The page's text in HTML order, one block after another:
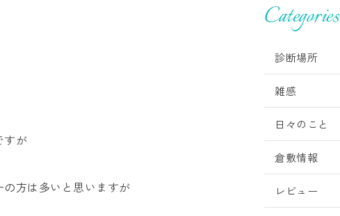
すが
方は多いと思いますが
Categories
診断場所
雑感
日々のこと
倉敷情報
レビュー